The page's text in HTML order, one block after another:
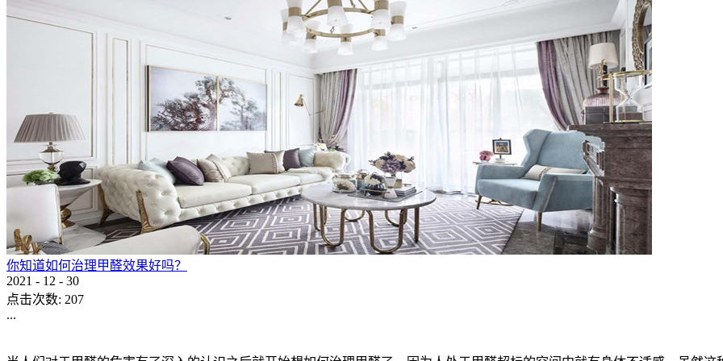
洁卡科技UAIR提升长者养老健康空气新品质——新华家园颐享社区
2022 -11 -09
点击次数: 608
新华家园·颐享社区坐落于延庆，是名副其实的“公园里的社区”。致力于长者新生活方式和退休生活满意度的极致探索，以健
离喧嚣，不失繁华四季分明，气候宜人，冬奥、世园、长城三张世界级金名片打造集健康、田园、文化于一体的休闲康养
More